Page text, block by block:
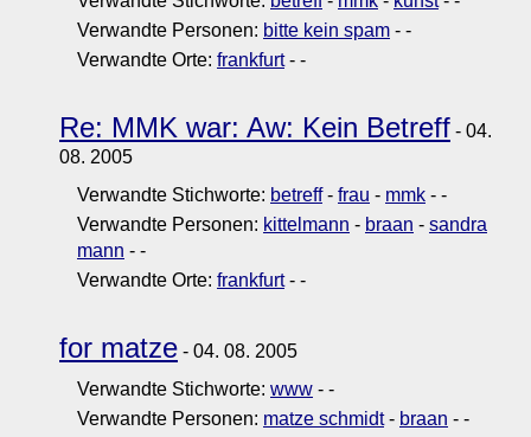
Verwandte Personen: bitte kein spam - -
Verwandte Orte: frankfurt- -
Re: MMK war: Aw: Kein Betreff - 04.
08. 2005
Verwandte Stichworte: betreff- frau - mmk - -
Verwandte Personen: kittelmann - braan - sandra
mann - -
Verwandte Orte: frankfurt- -
for matze - 04. 08. 2005
Verwandte Stichworte: www - -
Verwandte Personen: matze schmidt- braan - -